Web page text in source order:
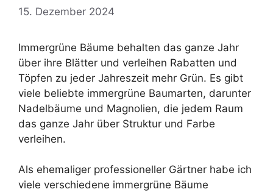
15. Dezember 2024
Immergrüne Bäume behalten das ganze Jahr
über ihre Blätter und verleihen Rabatten und
Töpfen zu jeder Jahreszeit mehr Grün. Es gibt
viele beliebte immergrüne Baumarten, darunter
Nadelbäume und Magnolien, die jedem Raum
das ganze Jahr über Struktur und Farbe
verleihen.
Als ehemaliger professioneller Gärtner habe ich
viele verschiedene immergrüne Bäume